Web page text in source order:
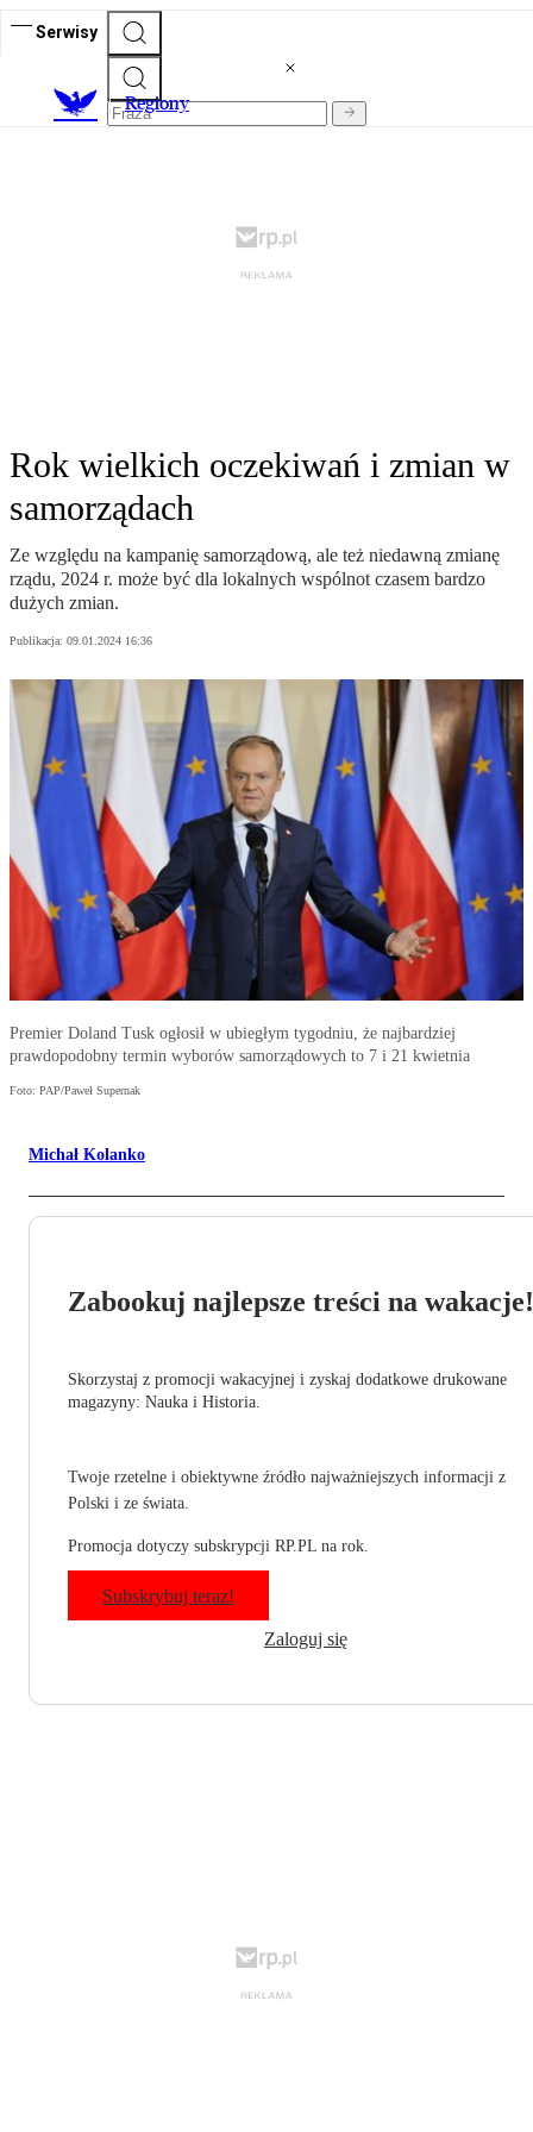
Serwisy
Regiony
Rok wielkich oczekiwań i zmian w
samorządach
Ze względu na kampanię samorządową, ale też niedawną zmianę
rządu, 2024 r. może być dla lokalnych wspólnot czasem bardzo
dużych zmian.
Publikacja: 09.01.2024 16:36
Premier Doland Tusk ogłosił w ubiegłym tygodniu, że najbardziej
prawdopodobny termin wyborów samorządowych to 7 i 21 kwietnia
Foto: PAP/Paweł Supernak
Michał Kolanko
Zabookuj najlepsze treści na wakacje!
Skorzystaj z promocji wakacyjnej i zyskaj dodatkowe drukowane
magazyny: Nauka i Historia.
Twoje rzetelne i obiektywne źródło najważniejszych informacji z
Polski i ze świata.
Promocja dotyczy subskrypcji RP.PL na rok.
Subskrybuj teraz!
Zaloguj się